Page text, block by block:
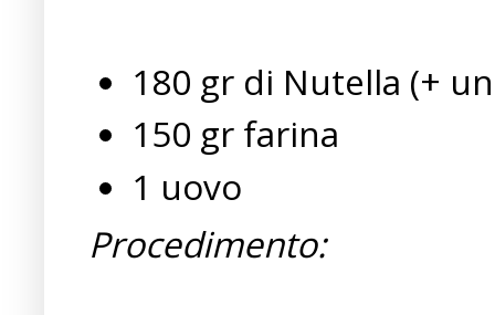
180 gr di Nutella (+
150 gr farina
1 uovo
Procedimento: